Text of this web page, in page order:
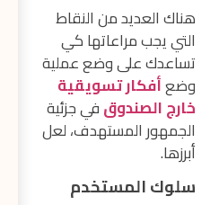
هناك العديد من النقاط
التي يجب مراعاتها كي
تساعدك على وضع عملية
وضعأفكار تسويقية
خارج الصندوقفي جزئية
الجمهور المستهدف، لعل
أبرزها.
سلوك المستخدم